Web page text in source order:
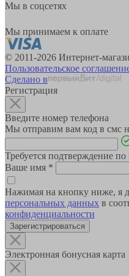
Мы в соцсетях
Мы принимаем к оплате
© 2011-2026 Интернет-
Пользовательское
Сделано в
Регистрация
Введите номер телефона
Мы отправим вам код в смс
Требуется подтверждение
Ваше имя *
Нажимая на кнопку ниже, я
персональных данных в
конфиденциальности
Зарегистрироваться
Электронная бонусная карта